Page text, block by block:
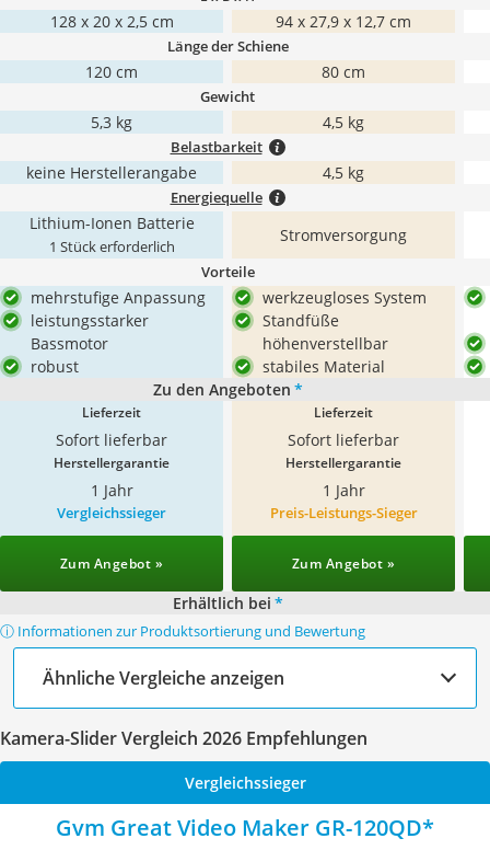
128 x 20 x 2,5 cm 94 x 27,9 x 12,7 cm
Länge der Schiene
120 cm 80 cm
Gewicht
5,3 kg 4,5 kg
Belastbarkeit
keine Herstellerangabe 4,5 kg
Energiequelle
Lithium-Ionen Batterie
1 Stück erforderlich
Stromversorgung
Vorteile
mehrstufige Anpassung
leistungsstarker
Bassmotor
robust
werkzeugloses System
Standfüße
höhenverstellbar
stabiles Material
Zu den Angeboten *
Lieferzeit
Sofort lieferbar
Lieferzeit
Sofort lieferbar
Herstellergarantie
1 Jahr
Herstellergarantie
1 Jahr
Vergleichssieger
Zum Angebot »
Preis-Leistungs-Sieger
Zum Angebot »
Erhältlich bei *
ⓘ Informationen zur Produktsortierung und Bewertung
Ähnliche Vergleiche anzeigen
Kamera-Slider Vergleich 2026 Empfehlungen
Vergleichssieger
Gvm Great Video Maker GR-120QD